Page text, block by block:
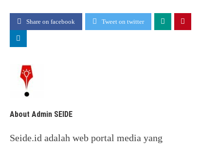
Share on facebook Tweet on twitter
About Admin SEIDE
Seide.id adalah web portal media yang